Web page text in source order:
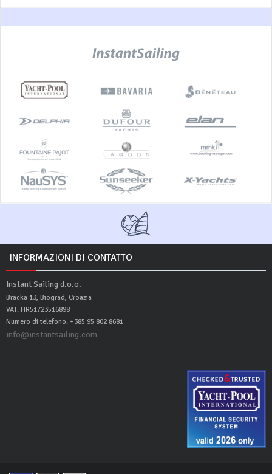
INFORMAZIONI DI CONTATTO
Instant Sailing d.o.o.
Bracka 13, Biograd, Croazia
VAT: HR51723516898
Numero di telefono: +385 95 802 8681
info@instantsailing.com